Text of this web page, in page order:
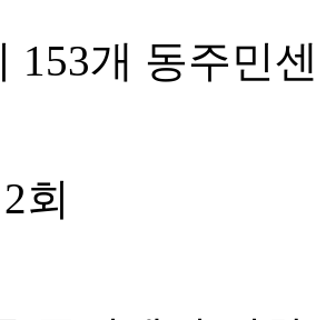
153개 동주민
회